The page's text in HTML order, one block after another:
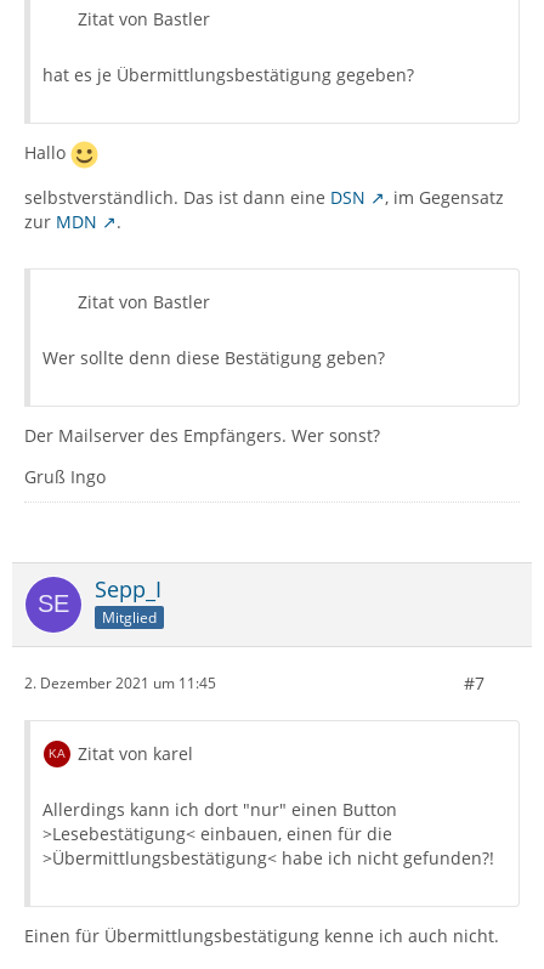
Zitat von Bastler
hat es je Übermittlungsbestätigung gegeben?
Hallo
selbstverständlich. Das ist dann eine DSN
, im Gegensatz
zur MDN .
Zitat von Bastler
Wer sollte denn diese Bestätigung geben?
Der Mailserver des Empfängers. Wer sonst?
Gruß Ingo
Sepp_I
Mitglied
2. Dezember 2021 um 11:45 #7
Zitat von karel
Allerdings kann ich dort "nur" einen Button
>Lesebestätigung< einbauen, einen für die
>Übermittlungsbestätigung< habe ich nicht gefunden?!
Einen für Übermittlungsbestätigung kenne ich auch nicht.